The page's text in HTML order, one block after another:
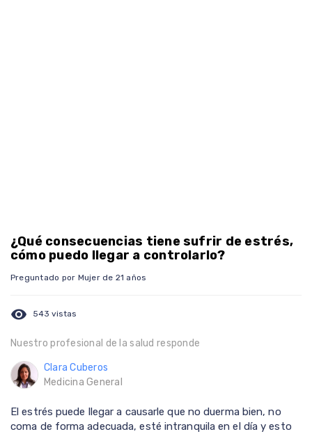
¿Qué consecuencias tiene sufrir de estrés,
cómo puedo llegar a controlarlo?
Preguntado por Mujer de 21 años
visibility 543 vistas
Nuestro profesional de la salud responde
Clara Cuberos
Medicina General
El estrés puede llegar a causarle que no duerma bien, no
coma de forma adecuada, esté intranquila en el día y esto